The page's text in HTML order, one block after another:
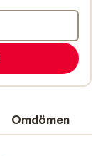
Omdömen